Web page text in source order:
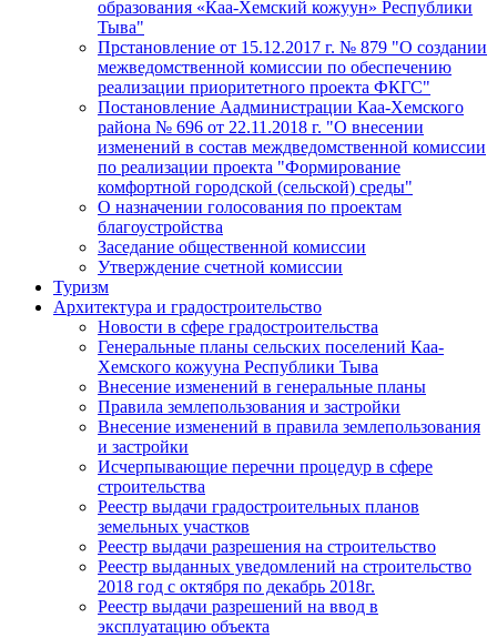
образования «Каа-Хемский кожуун» Республики
Тыва"
Прстановление от 15.12.2017 г. № 879 "О создании
межведомственной комиссии по обеспечению
реализации приоритетного проекта ФКГС"
Постановление Аадминистрации Каа-Хемского
района № 696 от 22.11.2018 г. "О внесении
изменений в состав междведомственной комиссии
по реализации проекта "Формирование
комфортной городской (сельской) среды"
О назначении голосования по проектам
благоустройства
Заседание общественной комиссии
Утверждение счетной комиссии
Туризм
Архитектура и градостроительство
Новости в сфере градостроительства
Генеральные планы сельских поселений Каа-
Хемского кожууна Республики Тыва
Внесение изменений в генеральные планы
Правила землепользования и застройки
Внесение изменений в правила землепользования
и застройки
Исчерпывающие перечни процедур в сфере
строительства
Реестр выдачи градостроительных планов
земельных участков
Реестр выдачи разрешения на строительство
Реестр выданных уведомлений на строительство
2018 год с октября по декабрь 2018г.
Реестр выдачи разрешений на ввод в
эксплуатацию объекта